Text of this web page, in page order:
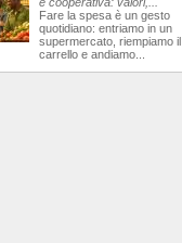
Fare la spesa è un gesto
quotidiano: entriamo in un
supermercato, riempiamo il
carrello e andiamo...